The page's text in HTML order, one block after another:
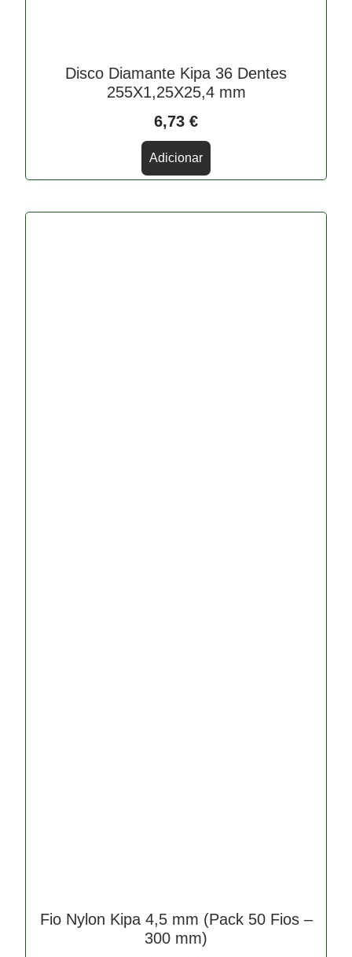
Disco Diamante Kipa 36 Dentes
255X1,25X25,4 mm
6,73 €
Adicionar
Fio Nylon Kipa 4,5 mm (Pack 50 Fios –
300 mm)